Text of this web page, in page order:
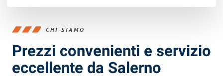
CHI SIAMO
Prezzi convenienti e servizio
eccellente da Salerno